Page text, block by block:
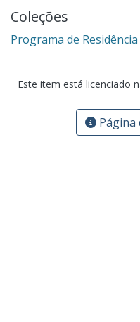
Coleções
Programa de
Este item está licenciado
Página